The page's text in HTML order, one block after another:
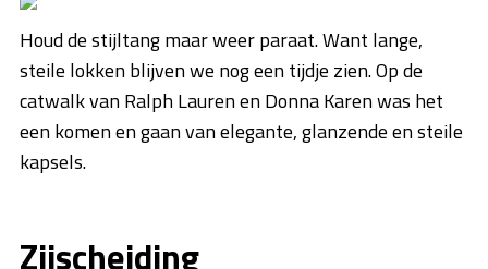
Houd de stijltang maar weer paraat. Want lange,
steile lokken blijven we nog een tijdje zien. Op de
catwalk van Ralph Lauren en Donna Karen was het
een komen en gaan van elegante, glanzende en steile
kapsels.
Zijscheiding